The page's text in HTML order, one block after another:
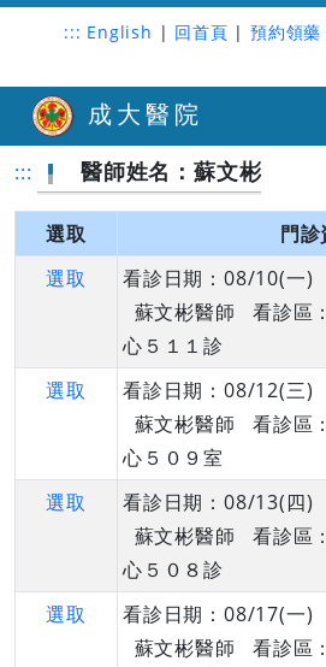
::: English | 回首頁 | 預約領藥
成大醫院
::: 醫師姓名：蘇文彬
選取
門診
選取
看診日期：08/10(一
蘇文彬醫師 看診區
心５１１診
選取
看診日期：08/12(三
蘇文彬醫師 看診區
心５０９室
選取
看診日期：08/13(四
蘇文彬醫師 看診區
心５０８診
選取
看診日期：08/17(一
蘇文彬醫師 看診區